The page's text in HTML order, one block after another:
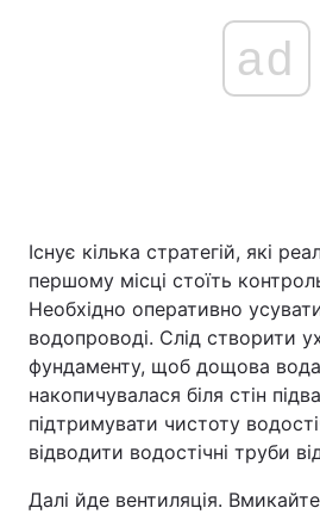
ad
Існує кілька стратегій, які
першому місці стоїть
Необхідно оперативно
водопроводі. Слід створити
фундаменту, щоб дощова
накопичувалася біля стін
підтримувати чистоту
відводити водостічні труби
Далі йде вентиляція.